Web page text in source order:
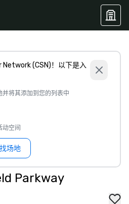
(CSN)！以下是入
将其添加到您的列表中
动空间
场地
Parkway